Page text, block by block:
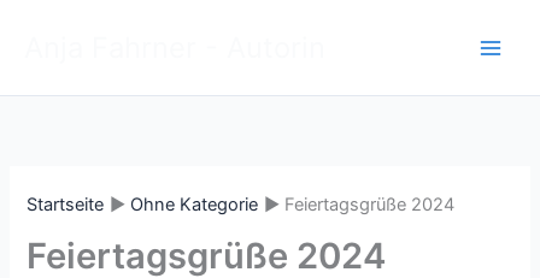
Startseite Ohne Kategorie Feiertagsgrüße 2024
Feiertagsgrüße 2024